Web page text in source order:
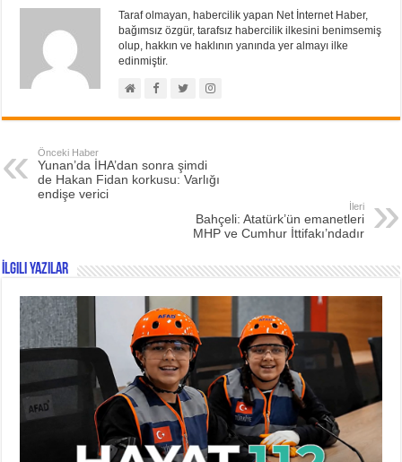
Taraf olmayan, habercilik yapan Net İnternet Haber,
bağımsız özgür, tarafsız habercilik ilkesini benimsemiş
olup, hakkın ve haklının yanında yer almayı ilke
edinmiştir.
Önceki Haber
Yunan’da İHA’dan sonra şimdi
de Hakan Fidan korkusu: Varlığı
endişe verici
İleri
Bahçeli: Atatürk’ün emanetleri
MHP ve Cumhur İttifakı’ndadır
İlgili Yazılar